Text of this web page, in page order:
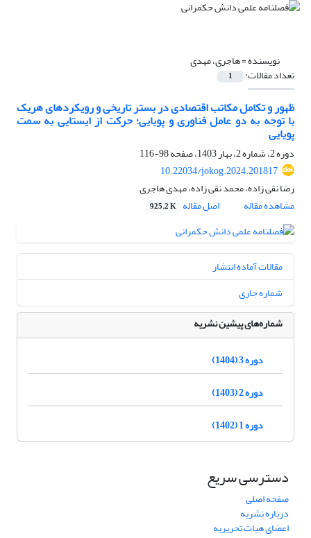
نویسنده =هاجری، مهدی
تعداد مقالات: 1
ظهور و تکامل مکاتب اقتصادی در بستر تاریخی و رویکردهای هریک
با توجه به دو عامل فناوری و پویایی؛ حرکت از ایستایی به سمت
پویایی
دوره 2، شماره 2، بهار 1403، صفحه
98-116
10.22034/jokog.2024.201817
رضا نقی زاده، محمد نقی زاده، مهدی هاجری
مشاهده مقاله
اصل مقاله 925.2 K
مقالات آماده انتشار
شماره جاری
شماره‌های پیشین نشریه
دوره 3 (1404)
دوره 2 (1403)
دوره 1 (1402)
دسترسی سریع
صفحه اصلی
درباره نشریه
اعضای هیات تحریریه